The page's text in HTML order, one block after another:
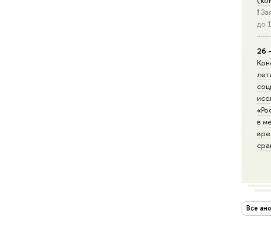
❗️
до
26
в
Все